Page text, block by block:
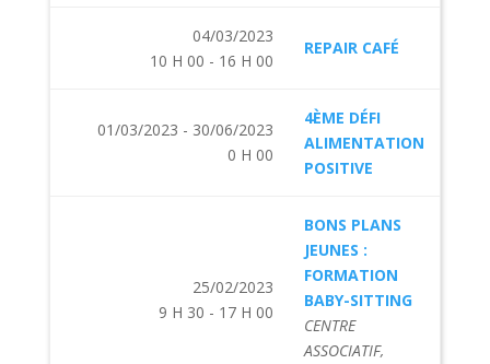
04/03/2023
10 H 00 - 16 H 00
REPAIR CAFÉ
01/03/2023 - 30/06/2023
0 H 00
4ÈME DÉFI
ALIMENTATION
POSITIVE
25/02/2023
9 H 30 - 17 H 00
BONS PLANS
JEUNES :
FORMATION
BABY-SITTING
CENTRE
ASSOCIATIF,